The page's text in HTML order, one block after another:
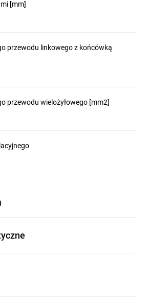
[mm]
przewodu linkowego z końcówką
przewodu wielożyłowego [mm2]